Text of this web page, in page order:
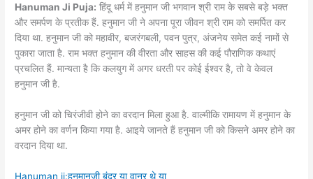
Hanuman Ji Puja: हिंदू धर्म में हनुमान जी भगवान श्री राम के सबसे बड़े भक्त
और समर्पण के प्रतीक हैं. हनुमान जी ने अपना पूरा जीवन श्री राम को समर्पित कर
दिया था. हनुमान जी को महावीर, बजरंगबली, पवन पुत्र, अंजनेय समेत कई नामों से
पुकारा जाता है. राम भक्त हनुमान की वीरता और साहस की कई पौराणिक कथाएं
प्रचलित हैं. मान्यता है कि कलयुग में अगर धरती पर कोई ईश्वर है, तो वे केवल
हनुमान जी है.
हनुमान जी को चिरंजीवी होने का वरदान मिला हुआ है. वाल्मीकि रामायण में हनुमान के
अमर होने का वर्णन किया गया है. आइये जानते हैं हनुमान जी को किसने अमर होने का
वरदान दिया था.
Hanuman ji:हनुमानजी बंदर या वानर थे या